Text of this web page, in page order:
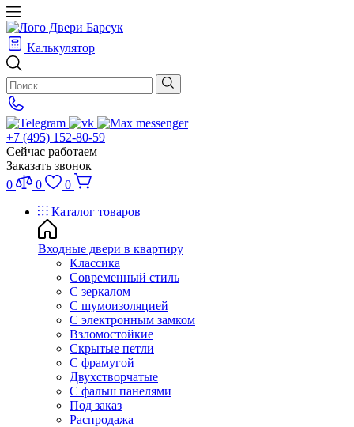
Калькулятор
+7 (495) 152-80-59
Сейчас работаем
Заказать звонок
0
0
0
Каталог товаров
Входные двери в квартиру
Классика
Современный стиль
С зеркалом
С шумоизоляцией
С электронным замком
Взломостойкие
Скрытые петли
С фрамугой
Двухстворчатые
С фальш панелями
Под заказ
Распродажа